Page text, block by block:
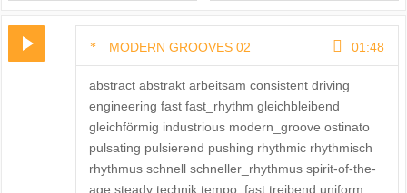
MODERN GROOVES 02 01:48
abstract abstrakt arbeitsam consistent driving
engineering fast fast_rhythm gleichbleibend
gleichförmig industrious modern_groove ostinato
pulsating pulsierend pushing rhythmic rhythmisch
rhythmus schnell schneller_rhythmus spirit-of-the-
age steady technik tempo_fast treibend uniform